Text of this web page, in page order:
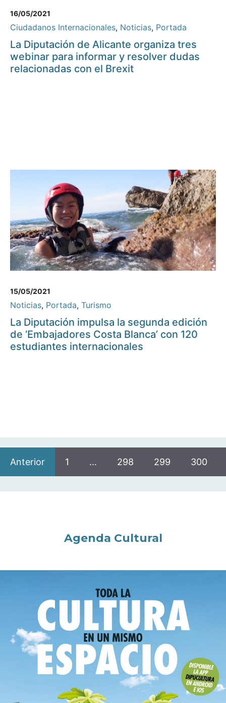
16/05/2021
Ciudadanos Internacionales, Noticias, Portada
La Diputación de Alicante organiza tres
webinar para informar y resolver dudas
relacionadas con el Brexit
15/05/2021
Noticias, Portada, Turismo
La Diputación impulsa la segunda edición
de ‘Embajadores Costa Blanca’ con 120
estudiantes internacionales
Anterior 1 … 298 299 300
Agenda Cultural